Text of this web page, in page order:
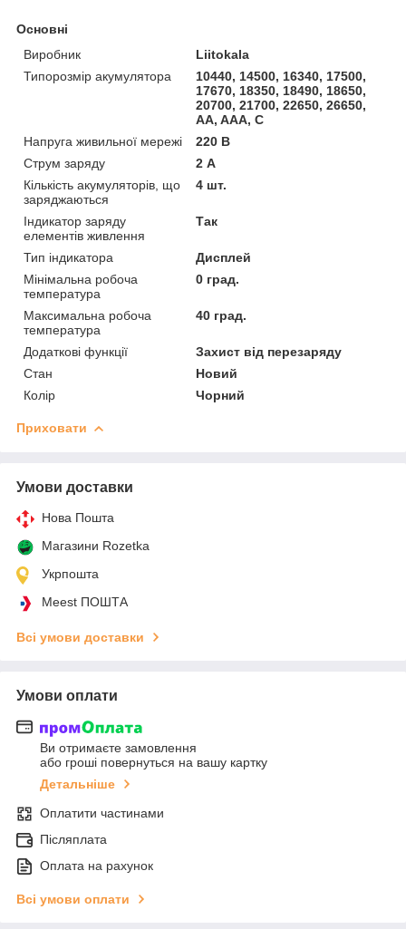
Основні
Виробник
Liitokala
Типорозмір акумулятора
10440, 14500, 16340, 17500,
17670, 18350, 18490, 18650,
20700, 21700, 22650, 26650,
AA, AAA, C
Напруга живильної мережі
220 В
Струм заряду
2 А
Кількість акумуляторів, що
заряджаються
4 шт.
Індикатор заряду
елементів живлення
Так
Тип індикатора
Дисплей
Мінімальна робоча
температура
0 град.
Максимальна робоча
температура
40 град.
Додаткові функції
Захист від перезаряду
Стан
Новий
Колір
Чорний
Приховати
Умови доставки
Нова Пошта
Магазини Rozetka
Укрпошта
Meest ПОШТА
Всі умови доставки
Умови оплати
Ви отримаєте замовлення
або гроші повернуться на вашу картку
Детальніше
Оплатити частинами
Післяплата
Оплата на рахунок
Всі умови оплати